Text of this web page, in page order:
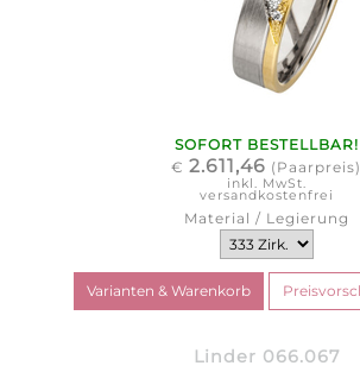
SOFORT BESTELLBAR!
€ 2.611,46 (Paarpreis)
inkl. MwSt.
versandkostenfrei
Material / Legierung
Linder 066.067